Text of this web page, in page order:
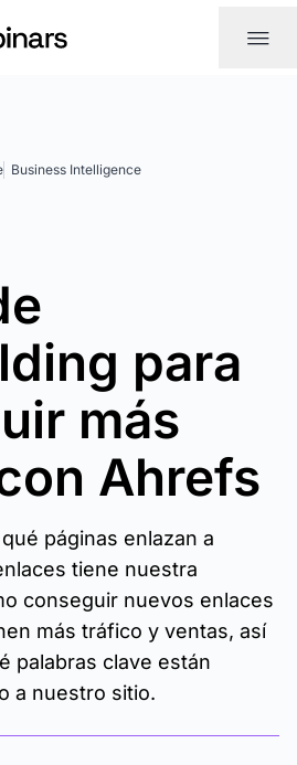
|||
Business Intelligence
para
más
Ahrefs
páginas enlazan a
tiene nuestra
conseguir nuevos enlaces
más tráfico y ventas, así
palabras clave están
a nuestro sitio.